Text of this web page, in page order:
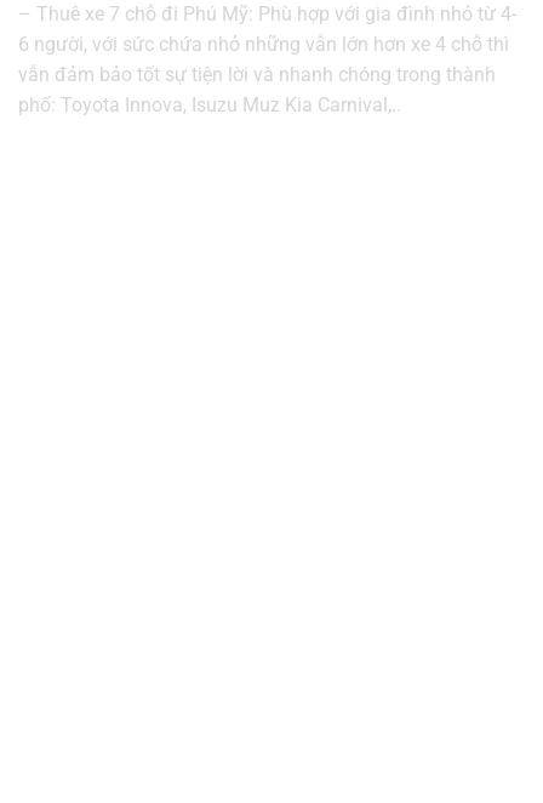
– Thuê xe 7 chỗ đi Phú Mỹ: Phù hợp với gia đình nhỏ từ 4-
6 người, với sức chứa nhỏ những vẫn lớn hơn xe 4 chỗ thì
vẫn đảm bảo tốt sự tiện lời và nhanh chóng trong thành
phố: Toyota Innova, Isuzu Muz Kia Carnival,..